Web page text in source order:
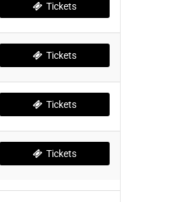
Tickets
Tickets
Tickets
Tickets